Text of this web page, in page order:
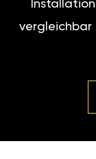
vergleichbar